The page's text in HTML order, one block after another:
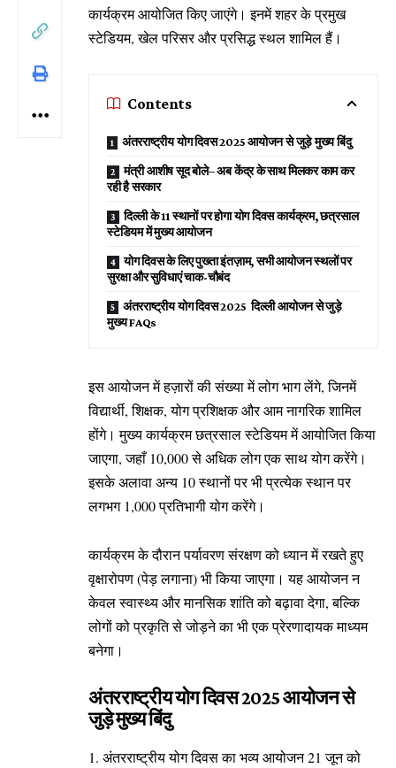
कार्यक्रम आयोजित किए जाएंगे। इनमें शहर के प्रमुख
स्टेडियम, खेल परिसर और प्रसिद्ध स्थल शामिल हैं।
Contents
अंतरराष्ट्रीय योग दिवस 2025 आयोजन से जुड़े मुख्य बिंदु
मंत्री आशीष सूद बोले– अब केंद्र के साथ मिलकर काम कर
रही है सरकार
दिल्ली के 11 स्थानों पर होगा योग दिवस कार्यक्रम, छत्रसाल
स्टेडियम में मुख्य आयोजन
योग दिवस के लिए पुख्ता इंतज़ाम, सभी आयोजन स्थलों पर
सुरक्षा और सुविधाएं चाक-चौबंद
अंतरराष्ट्रीय योग दिवस 2025 दिल्ली आयोजन से जुड़े
मुख्य FAQs
इस आयोजन में हज़ारों की संख्या में लोग भाग लेंगे, जिनमें
विद्यार्थी, शिक्षक, योग प्रशिक्षक और आम नागरिक शामिल
होंगे। मुख्य कार्यक्रम छत्रसाल स्टेडियम में आयोजित किया
जाएगा, जहाँ 10,000 से अधिक लोग एक साथ योग करेंगे।
इसके अलावा अन्य 10 स्थानों पर भी प्रत्येक स्थान पर
लगभग 1,000 प्रतिभागी योग करेंगे।
कार्यक्रम के दौरान पर्यावरण संरक्षण को ध्यान में रखते हुए
वृक्षारोपण (पेड़ लगाना) भी किया जाएगा। यह आयोजन न
केवल स्वास्थ्य और मानसिक शांति को बढ़ावा देगा, बल्कि
लोगों को प्रकृति से जोड़ने का भी एक प्रेरणादायक माध्यम
बनेगा।
अंतरराष्ट्रीय योग दिवस 2025 आयोजन से
जुड़े मुख्य बिंदु
1. अंतरराष्ट्रीय योग दिवस का भव्य आयोजन 21 जून को